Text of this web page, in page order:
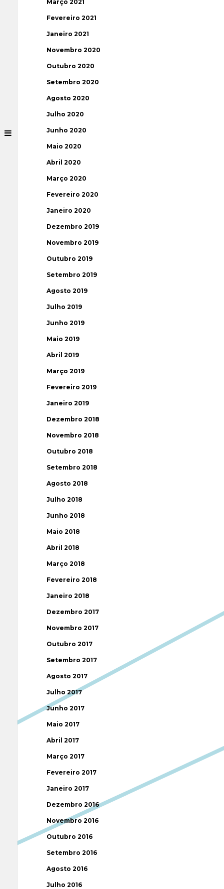
Março 2021
Fevereiro 2021
Janeiro 2021
Novembro 2020
Outubro 2020
Setembro 2020
Agosto 2020
Julho 2020
Junho 2020
Maio 2020
Abril 2020
Março 2020
Fevereiro 2020
Janeiro 2020
Dezembro 2019
Novembro 2019
Outubro 2019
Setembro 2019
Agosto 2019
Julho 2019
Junho 2019
Maio 2019
Abril 2019
Março 2019
Fevereiro 2019
Janeiro 2019
Dezembro 2018
Novembro 2018
Outubro 2018
Setembro 2018
Agosto 2018
Julho 2018
Junho 2018
Maio 2018
Abril 2018
Março 2018
Fevereiro 2018
Janeiro 2018
Dezembro 2017
Novembro 2017
Outubro 2017
Setembro 2017
Agosto 2017
Julho 2017
Junho 2017
Maio 2017
Abril 2017
Março 2017
Fevereiro 2017
Janeiro 2017
Dezembro 2016
Novembro 2016
Outubro 2016
Setembro 2016
Agosto 2016
Julho 2016